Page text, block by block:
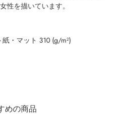
性を描いています。
・マット 310 (g/m²)
めの商品